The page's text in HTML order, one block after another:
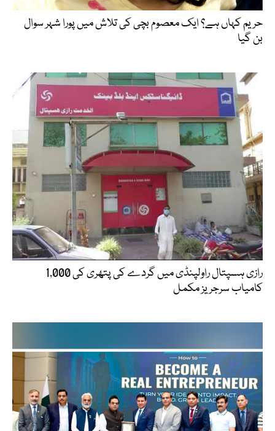
حریم کہاں ہے؟ ایک معصوم بچی کی تلاش میں پورا شہر سوال
بن گیا
رازی ہسپتال راولپنڈی میں گردے کی پتھری کی 1,000
کامیاب سرجریز مکمل